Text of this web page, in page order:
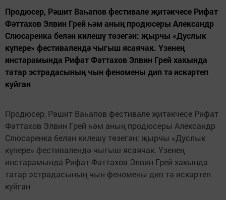
Продюсер, Рәшит Ваһапов фестивале җитәкчесе Рифат
Фәттахов Элвин Грей һәм аның продюсеры Александр
Слюсаренка белән килешү төзегән: җырчы «Дуслык
күпере» фестивалендә чыгыш ясаячак. Үзенең
инстарамында Рифат Фәттахов Элвин Грей хакында
татар эстрадасының чын феномены дип тә искәртеп
куйган
Продюсер, Рәшит Ваһапов фестивале җитәкчесе Рифат
Фәттахов Элвин Грей һәм аның продюсеры Александр
Слюсаренка белән килешү төзегән: җырчы «Дуслык
күпере» фестивалендә чыгыш ясаячак. Үзенең
инстарамында Рифат Фәттахов Элвин Грей хакында
татар эстрадасының чын феномены дип тә искәртеп
куйган